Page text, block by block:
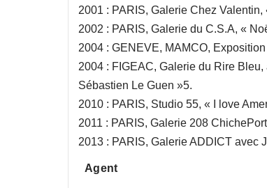
2001 : PARIS, Galerie Chez Valentin,
2002 : PARIS, Galerie du C.S.A, «
2004 : GENEVE, MAMCO,
2004 : FIGEAC, Galerie du Rire
Sébastien Le Guen »5.
2010 : PARIS, Studio 55, « I love
2011 : PARIS, Galerie 208
2013 : PARIS, Galerie ADDICT avec
Agent